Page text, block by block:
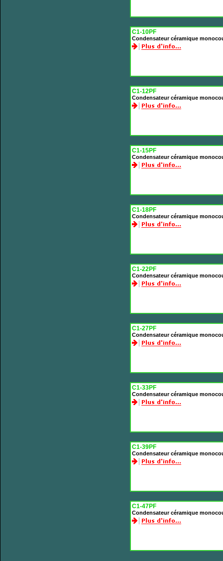
C1-10PF
Condensateur céramique
C1-12PF
Condensateur céramique
C1-15PF
Condensateur céramique
C1-18PF
Condensateur céramique
C1-22PF
Condensateur céramique
C1-27PF
Condensateur céramique
C1-33PF
Condensateur céramique
C1-39PF
Condensateur céramique
C1-47PF
Condensateur céramique